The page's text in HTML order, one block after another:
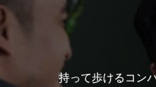
持って歩けるコン